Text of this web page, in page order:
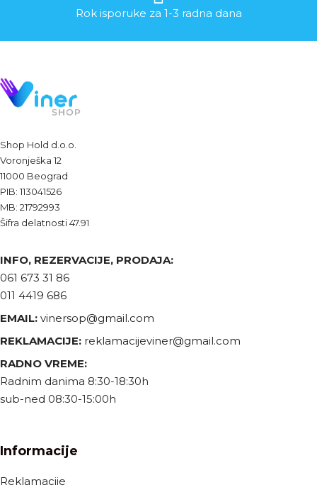
Rok isporuke za 1-3 radna dana
Shop Hold d.o.o.
Voronješka 12
11000 Beograd
PIB: 113041526
MB: 21792993
Šifra delatnosti 47.91
INFO, REZERVACIJE, PRODAJA:
061 673 31 86
011 4419 686
EMAIL: vinersop@gmail.com
REKLAMACIJE: reklamacijeviner@gmail.com
RADNO VREME:
Radnim danima 8:30-18:30h
sub-ned 08:30-15:00h
Informacije
Reklamacije